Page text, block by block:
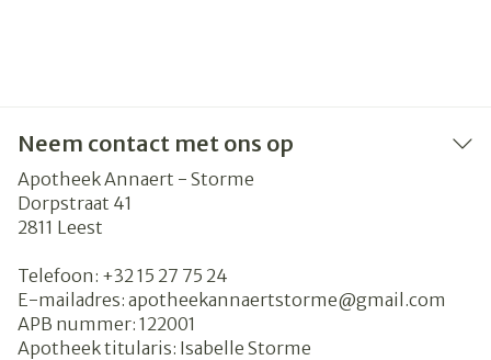
Neem contact met ons op
Apotheek Annaert - Storme
Dorpstraat 41
2811 Leest
Telefoon: +32 15 27 75 24
E-mailadres: apotheekannaertstorme@gmail.com
APB nummer: 122001
Apotheek titularis: Isabelle Storme